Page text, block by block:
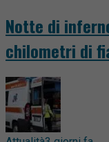
Notte di
chilometri di